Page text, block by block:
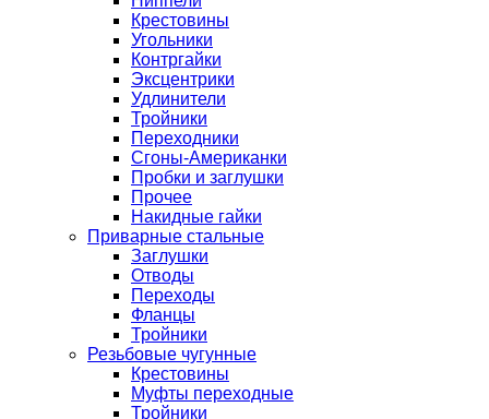
Крестовины
Угольники
Контргайки
Эксцентрики
Удлинители
Тройники
Переходники
Сгоны-Американки
Пробки и заглушки
Прочее
Накидные гайки
Приварные стальные
Заглушки
Отводы
Переходы
Фланцы
Тройники
Резьбовые чугунные
Крестовины
Муфты переходные
Тройники